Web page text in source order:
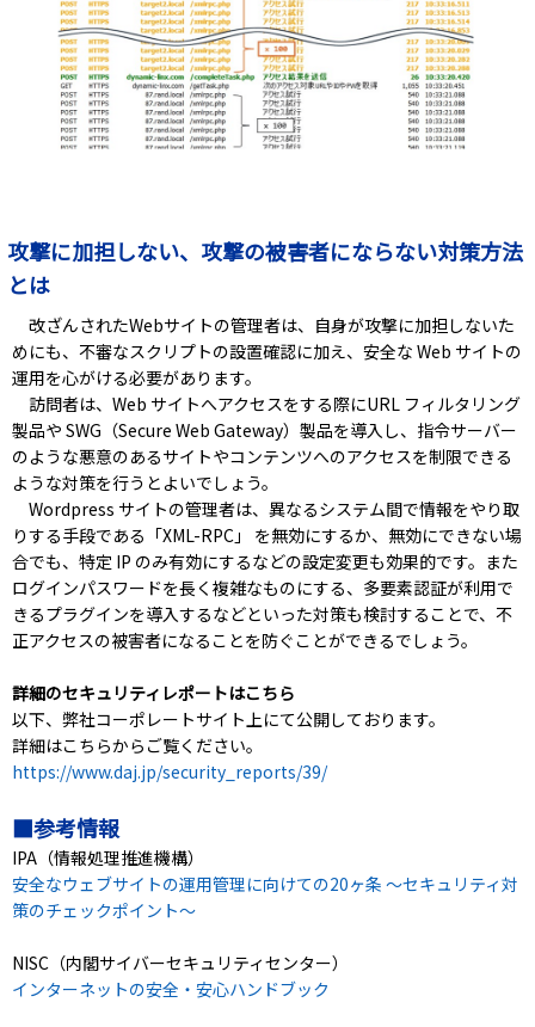
攻撃に加担しない、攻撃の被害者にならない対策方法
とは
改ざんされたWebサイトの管理者は、自身が攻撃に加担しないた
めにも、不審なスクリプトの設置確認に加え、安全な Web サイトの
運用を心がける必要があります。
訪問者は、Web サイトへアクセスをする際にURL フィルタリング
製品や SWG（Secure Web Gateway）製品を導入し、指令サーバー
のような悪意のあるサイトやコンテンツへのアクセスを制限できる
ような対策を行うとよいでしょう。
Wordpress サイトの管理者は、異なるシステム間で情報をやり取
りする手段である「XML-RPC」 を無効にするか、無効にできない場
合でも、特定 IP のみ有効にするなどの設定変更も効果的です。また
ログインパスワードを長く複雑なものにする、多要素認証が利用で
きるプラグインを導入するなどといった対策も検討することで、不
正アクセスの被害者になることを防ぐことができるでしょう。
詳細のセキュリティレポートはこちら
以下、弊社コーポレートサイト上にて公開しております。
詳細はこちらからご覧ください。
https://www.daj.jp/security_reports/39/
■参考情報
IPA（情報処理推進機構）
安全なウェブサイトの運用管理に向けての20ヶ条 〜セキュリティ対
策のチェックポイント〜
NISC（内閣サイバーセキュリティセンター）
インターネットの安全・安心ハンドブック